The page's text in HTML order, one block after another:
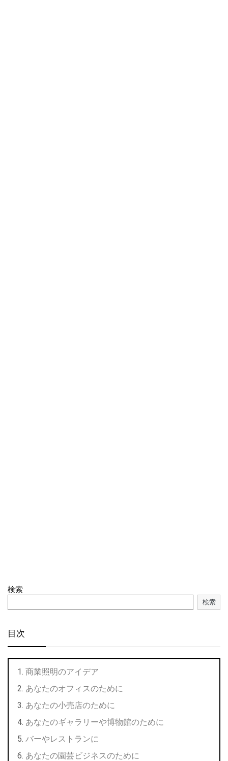
検索
検索
目次
商業照明のアイデア
あなたのオフィスのために
あなたの小売店のために
あなたのギャラリーや博物館のために
バーやレストランに
あなたの園芸ビジネスのために